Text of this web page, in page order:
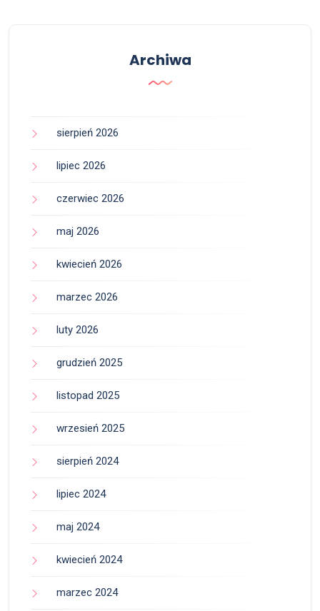
Archiwa
sierpień 2026
lipiec 2026
czerwiec 2026
maj 2026
kwiecień 2026
marzec 2026
luty 2026
grudzień 2025
listopad 2025
wrzesień 2025
sierpień 2024
lipiec 2024
maj 2024
kwiecień 2024
marzec 2024